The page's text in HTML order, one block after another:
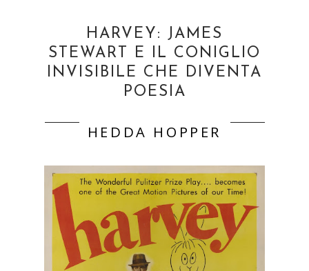
HARVEY: JAMES
STEWART E IL CONIGLIO
INVISIBILE CHE DIVENTA
POESIA
HEDDA HOPPER